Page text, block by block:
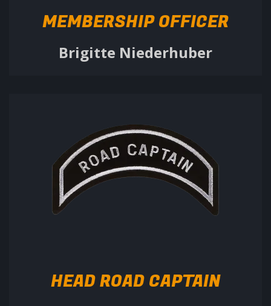
MEMBERSHIP OFFICER
Brigitte Niederhuber
HEAD ROAD CAPTAIN